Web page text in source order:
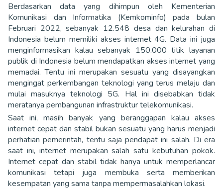
Berdasarkan data yang dihimpun oleh Kementerian
Komunikasi dan Informatika (Kemkominfo) pada bulan
Februari 2022, sebanyak 12.548 desa dan kelurahan di
Indonesia belum memiliki akses internet 4G. Data ini juga
menginformasikan kalau sebanyak 150.000 titik layanan
publik di Indonesia belum mendapatkan akses internet yang
memadai. Tentu ini merupakan sesuatu yang disayangkan
mengingat perkembangan teknologi yang terus melaju dan
mulai masuknya teknologi 5G. Hal ini disebabkan tidak
meratanya pembangunan infrastruktur telekomunikasi.
Saat ini, masih banyak yang beranggapan kalau akses
internet cepat dan stabil bukan sesuatu yang harus menjadi
perhatian pemerintah, tentu saja pendapat ini salah. Di era
saat ini, internet merupakan salah satu kebutuhan pokok.
Internet cepat dan stabil tidak hanya untuk memperlancar
komunikasi tetapi juga membuka serta memberikan
kesempatan yang sama tanpa mempermasalahkan lokasi.